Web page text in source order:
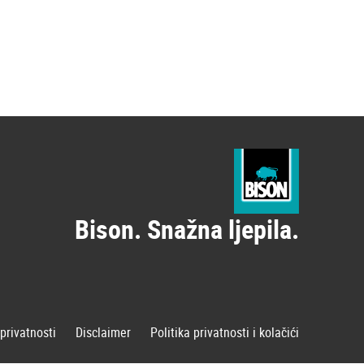
Bison. Snažna ljepila.
Disclaimer Politika privatnosti i kolačići